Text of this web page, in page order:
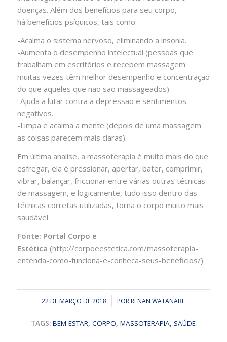
doenças. Além dos benefícios para seu corpo,
há benefícios psíquicos, tais como:
-Acalma o sistema nervoso, eliminando a insonia.
-Aumenta o desempenho intelectual (pessoas que
trabalham em escritórios e recebem massagem
muitas vezes têm melhor desempenho e concentração
do que aqueles que não são massageados).
-Ajuda a lutar contra a depressão e sentimentos
negativos.
-Limpa e acalma a mente (depois de uma massagem
as coisas parecem mais claras).
Em última analise, a massoterapia é muito mais do que
esfregar, ela é pressionar, apertar, bater, comprimir,
vibrar, balançar, friccionar entre várias outras técnicas
de massagem, e logicamente, tudo isso dentro das
técnicas corretas utilizadas, torna o corpo muito mais
saudável.
Fonte: Portal Corpo e
Estética (http://corpoeestetica.com/massoterapia-
entenda-como-funciona-e-conheca-seus-beneficios/)
22 DE MARÇO DE 2018
/ PORRENAN WATANABE
TAGS: BEM ESTAR,CORPO,MASSOTERAPIA,SAÚDE